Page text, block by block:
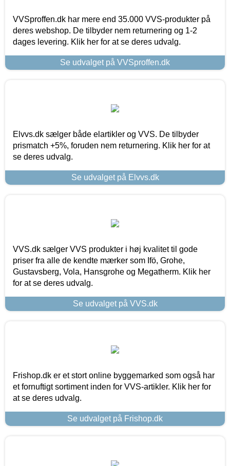
VVSproffen.dk har mere end 35.000 VVS-produkter på
deres webshop. De tilbyder nem returnering og 1-2
dages levering. Klik her for at se deres udvalg.
Se udvalget på VVSproffen.dk
Elvvs.dk sælger både elartikler og VVS. De tilbyder
prismatch +5%, foruden nem returnering. Klik her for at
se deres udvalg.
Se udvalget på Elvvs.dk
VVS.dk sælger VVS produkter i høj kvalitet til gode
priser fra alle de kendte mærker som Ifö, Grohe,
Gustavsberg, Vola, Hansgrohe og Megatherm. Klik her
for at se deres udvalg.
Se udvalget på VVS.dk
Frishop.dk er et stort online byggemarked som også har
et fornuftigt sortiment inden for VVS-artikler. Klik her for
at se deres udvalg.
Se udvalget på Frishop.dk